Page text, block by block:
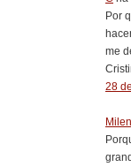
Por
me
28